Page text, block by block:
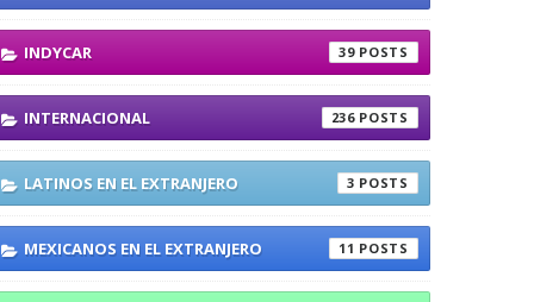
INDYCAR 39
INTERNACIONAL 236
LATINOS EN EL EXTRANJERO 3
MEXICANOS EN EL EXTRANJERO 11